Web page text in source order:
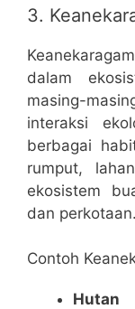
3.
dalam
masing-
interaksi
berbagai
rumput,
ekosistem
dan perkotaan.
Contoh
Hutan